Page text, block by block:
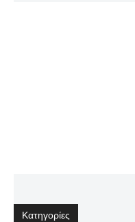
Κατηγορίες